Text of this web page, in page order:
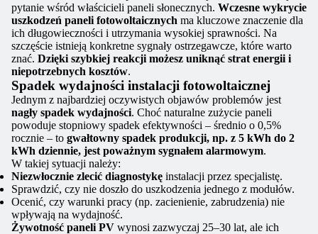
pytanie wśród właścicieli paneli słonecznych. Wczesne wykrycie
uszkodzeń paneli fotowoltaicznych ma kluczowe znaczenie dla
ich długowieczności i utrzymania wysokiej sprawności. Na
szczęście istnieją konkretne sygnały ostrzegawcze, które warto
znać. Dzięki szybkiej reakcji możesz uniknąć strat energii i
niepotrzebnych kosztów.
Spadek wydajności instalacji fotowoltaicznej
Jednym z najbardziej oczywistych objawów problemów jest
nagły spadek wydajności. Choć naturalne zużycie paneli
powoduje stopniowy spadek efektywności – średnio o 0,5%
rocznie – to gwałtowny spadek produkcji, np. z 5 kWh do 2
kWh dziennie, jest poważnym sygnałem alarmowym.
W takiej sytuacji należy:
Niezwłocznie zlecić diagnostykę instalacji przez specjalistę.
Sprawdzić, czy nie doszło do uszkodzenia jednego z modułów.
Ocenić, czy warunki pracy (np. zacienienie, zabrudzenia) nie
wpływają na wydajność.
Żywotność paneli PV wynosi zazwyczaj 25–30 lat, ale ich